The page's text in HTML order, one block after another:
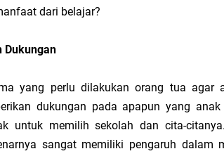
dari belajar?
yang perlu dilakukan orang tua agar
dukungan pada apapun yang
untuk memilih sekolah dan cita-
sangat memiliki pengaruh dalam